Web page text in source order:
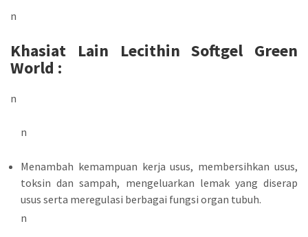
n
Khasiat Lain Lecithin Softgel Green
World :
n
n
Menambah kemampuan kerja usus, membersihkan usus,
toksin dan sampah, mengeluarkan lemak yang diserap
usus serta meregulasi berbagai fungsi organ tubuh.
n